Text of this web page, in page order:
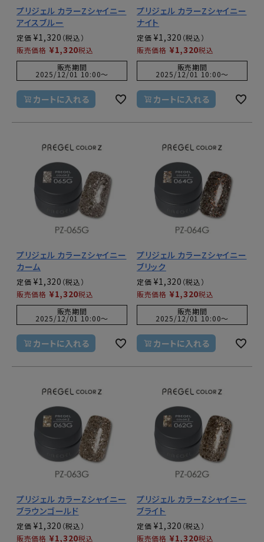
プリジェル カラーZシャイニー
アイスブルー
定価 ¥1,320
販売価格 ¥1,320税込
販売期間
2025/12/01 10:00〜
カートに入れる
プリジェル カラーZシャイニー
ナイト
定価 ¥1,320
販売価格 ¥1,320税込
販売期間
2025/12/01 10:00〜
カートに入れる
プリジェル カラーZシャイニー
カーム
定価 ¥1,320
販売価格 ¥1,320税込
販売期間
2025/12/01 10:00〜
カートに入れる
プリジェル カラーZシャイニー
ブリック
定価 ¥1,320
販売価格 ¥1,320税込
販売期間
2025/12/01 10:00〜
カートに入れる
プリジェル カラーZシャイニー
ブラウンゴールド
定価 ¥1,320
販売価格 ¥1,320税込
プリジェル カラーZシャイニー
ブライト
定価 ¥1,320
販売価格 ¥1,320税込